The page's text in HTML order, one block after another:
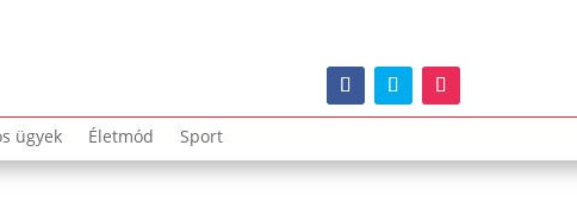
ügyek Életmód Sport